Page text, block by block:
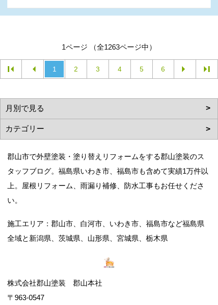
1ページ （全1263ページ中）
1 2 3 4 5 6
郡山市で外壁塗装・塗り替えリフォームをする郡山塗装のス
タッフブログ。福島県いわき市、福島市も含めて実績1万件以
上。屋根リフォーム、雨漏り補修、防水工事もお任せくださ
い。
施工エリア：郡山市、白河市、いわき市、福島市など福島県
全域と新潟県、茨城県、山形県、宮城県、栃木県
株式会社郡山塗装 郡山本社
〒963-0547